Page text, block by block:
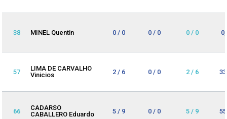
38 MINEL Quentin 0 / 0 0 / 0 0 / 0
57
LIMA DE CARVALHO
Vinicios
2 / 6 0 / 0 2 / 6
66
CADARSO
CABALLERO Eduardo
5 / 9 0 / 0 5 / 9